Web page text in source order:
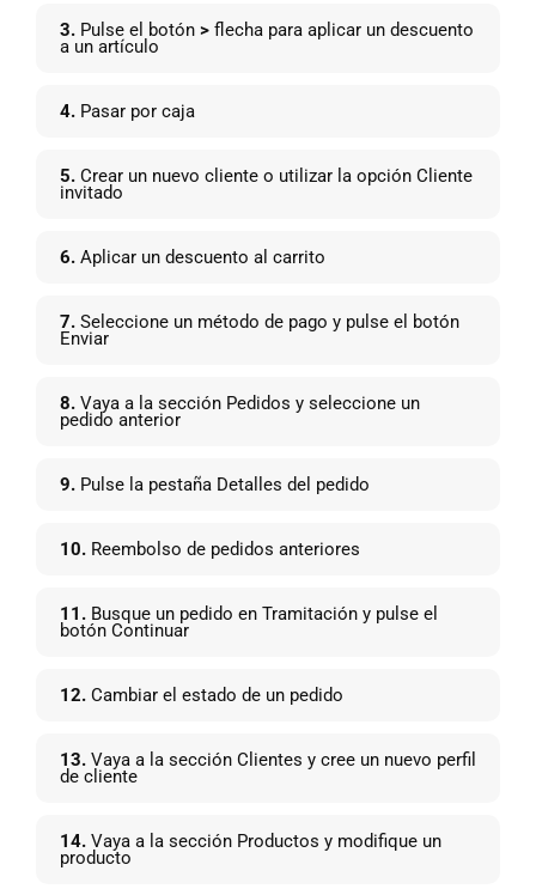
3. Pulse el botón > flecha para aplicar un descuento
a un artículo
4. Pasar por caja
5. Crear un nuevo cliente o utilizar la opción Cliente
invitado
6. Aplicar un descuento al carrito
7. Seleccione un método de pago y pulse el botón
Enviar
8. Vaya a la sección Pedidos y seleccione un
pedido anterior
9. Pulse la pestaña Detalles del pedido
10. Reembolso de pedidos anteriores
11. Busque un pedido en Tramitación y pulse el
botón Continuar
12. Cambiar el estado de un pedido
13. Vaya a la sección Clientes y cree un nuevo perfil
de cliente
14. Vaya a la sección Productos y modifique un
producto